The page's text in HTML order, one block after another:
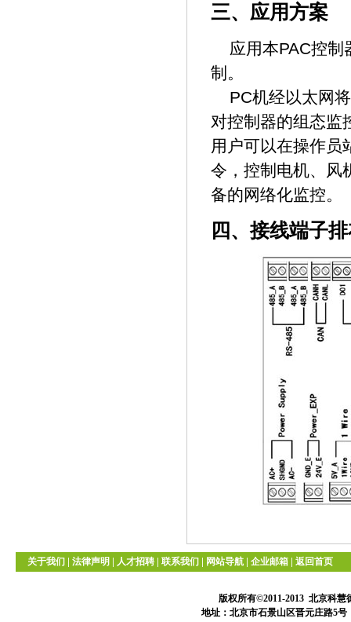
三、应用方案
应用本PAC控制
制。
PC机经以太网将
对控制器的组态监
用户可以在操作员
令，控制电机、风
备的网络化监控。
四、接线端子
关于我们 | 法律声明 | 人才招聘| 联系我们 | 网站导航 | 企业邮箱 | 返回首页
版权所有©2011-2013 北京科
地址：北京市石景山区晋元庄路5号